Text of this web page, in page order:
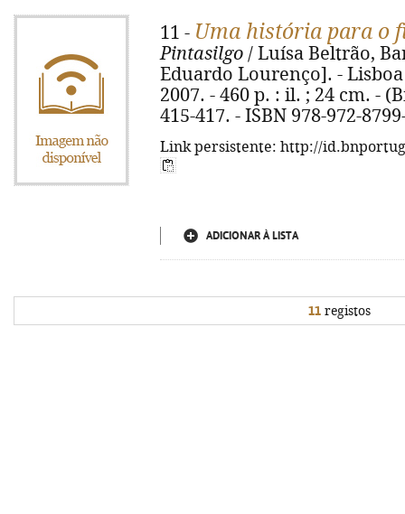
11 - Uma história para o
Pintasilgo / Luísa Beltrão,
Eduardo Lourenço]. -
2007. - 460 p. : il. ; 24 cm. -
415-417. - ISBN 978-972-
Link persistente: http://
ADICIONAR À LISTA
11registos